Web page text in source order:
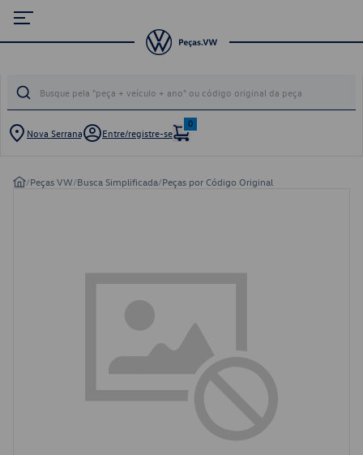
Nova Serrana Entre/registre-se
0
/Peças VW/Busca Simplificada/Peças por Código Original